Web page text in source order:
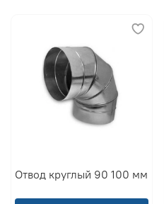
Отвод круглый 90 100 мм